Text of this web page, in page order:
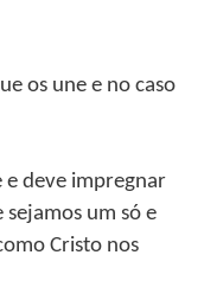
os une e no caso
deve impregnar
sejamos um só e
Cristo nos